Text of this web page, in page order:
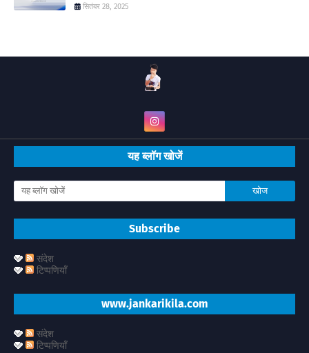
सितंबर 28, 2025
यह ब्लॉग खोजें
Subscribe
संदेश
टिप्पणियाँ
www.jankarikila.com
संदेश
टिप्पणियाँ